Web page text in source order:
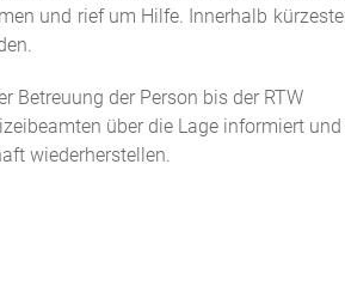
und rief um Hilfe. Innerhalb
Betreuung der Person bis der RTW
über die Lage informiert und
wiederherstellen.